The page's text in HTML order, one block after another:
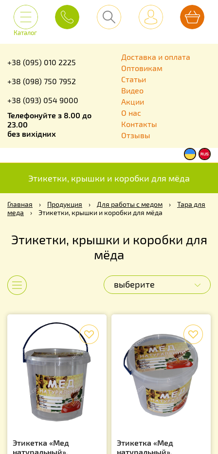
Каталог
+38 (095) 010 2225
+38 (098) 750 7952
+38 (093) 054 9000
Телефонуйте з 8.00 до
23.00
без вихідних
Доставка и оплата
Оптовикам
Статьи
Видео
Акции
О нас
Контакты
Отзывы
Этикетки, крышки и коробки для мёда
Главная › Продукция › Для работы с медом ›
Тара для
меда
› Этикетки, крышки и коробки для мёда
Этикетки, крышки и коробки для
мёда
выберите
Этикетка «Мед
натуральный»,
Этикетка «Мед
натуральный»,